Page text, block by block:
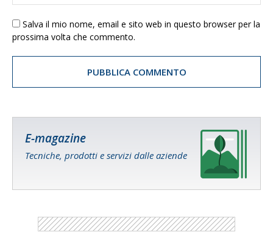
Salva il mio nome, email e sito web in questo browser per la
prossima volta che commento.
E-magazine
Tecniche, prodotti e servizi dalle aziende